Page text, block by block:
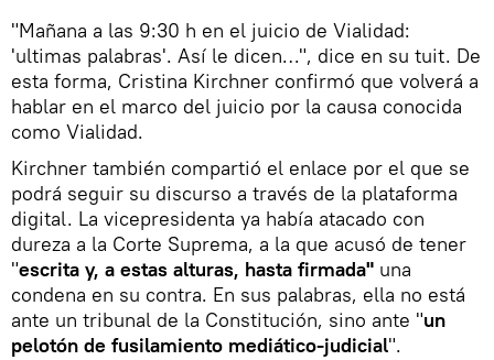
"Mañana a las 9:30 h en el juicio de Vialidad:
'ultimas palabras'. Así le dicen…", dice en su tuit. De
esta forma, Cristina Kirchner confirmó que volverá a
hablar en el marco del juicio por la causa conocida
como Vialidad.
Kirchner también compartió el enlace por el que se
podrá seguir su discurso a través de la plataforma
digital. La vicepresidenta ya había atacado con
dureza a la Corte Suprema, a la que acusó de tener
"escrita y, a estas alturas, hasta firmada" una
condena en su contra. En sus palabras, ella no está
ante un tribunal de la Constitución, sino ante "un
pelotón de fusilamiento mediático-judicial".